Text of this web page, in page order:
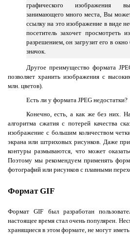
графического изображения
занимающего много места, Вы
ссылку на это изображение в виде
посетитель захочет просмотреть
разрешением, он загрузит его в
значок.
Другое преимущество формата
позволяет хранить изображения с
млн. цветов).
Есть ли у формата JPEG недостатки?
Конечно, есть, а как же без них.
алгоритма сжатия с потерей качества
изображение с большим количеством
экрана или штриховых рисунков. Даже
контуры размываются, что может
Поэтому мы рекомендуем применять
фотографий или рисунков с плавными
ФорматGIF
Формат GIF был разработан
настоящее время стал очень популярен.
хранящиеся в этом формате, не могут